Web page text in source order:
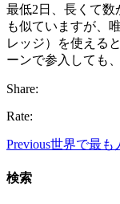
最低2日、長くて数
も似ていますが、
レッジ）を使える
ーンで参入しても
Share:
Rate:
Previous世界で最も
検索